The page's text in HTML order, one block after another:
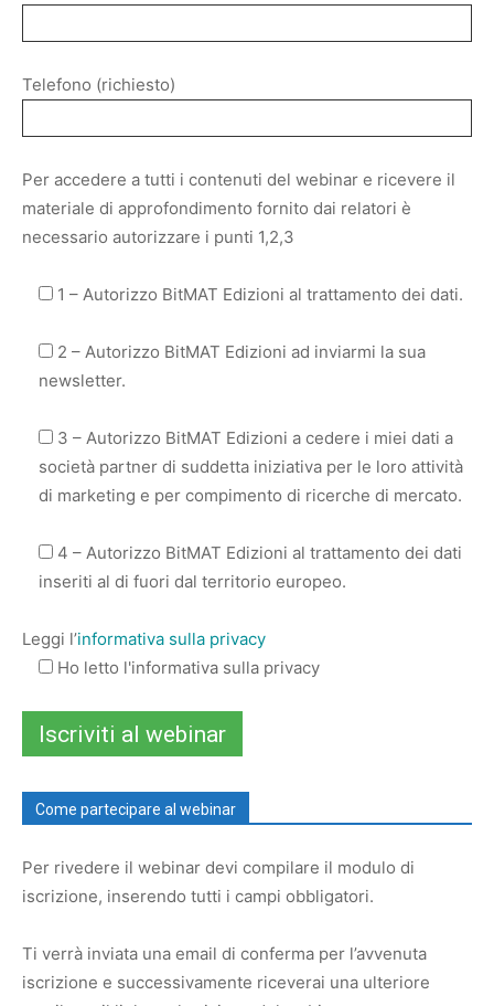
Telefono (richiesto)
Per accedere a tutti i contenuti del webinar e ricevere il
materiale di approfondimento fornito dai relatori è
necessario autorizzare i punti 1,2,3
1 – Autorizzo BitMAT Edizioni al trattamento dei dati.
2 – Autorizzo BitMAT Edizioni ad inviarmi la sua
newsletter.
3 – Autorizzo BitMAT Edizioni a cedere i miei dati a
società partner di suddetta iniziativa per le loro attività
di marketing e per compimento di ricerche di mercato.
4 – Autorizzo BitMAT Edizioni al trattamento dei dati
inseriti al di fuori dal territorio europeo.
Leggi l’informativa sulla privacy
Ho letto l'informativa sulla privacy
Come partecipare al webinar
Per rivedere il webinar devi compilare il modulo di
iscrizione, inserendo tutti i campi obbligatori.
Ti verrà inviata una email di conferma per l’avvenuta
iscrizione e successivamente riceverai una ulteriore